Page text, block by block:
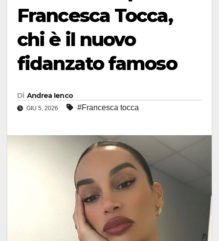
Francesca Tocca,
chi è il nuovo
fidanzato famoso
Di Andrea Ienco
GIU 5, 2026 #Francesca tocca